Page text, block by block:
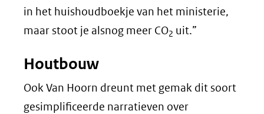
in het huishoudboekje van het ministerie,
maar stoot je alsnog meer CO2 uit.”
Houtbouw
Ook Van Hoorn dreunt met gemak dit soort
gesimplificeerde narratieven over